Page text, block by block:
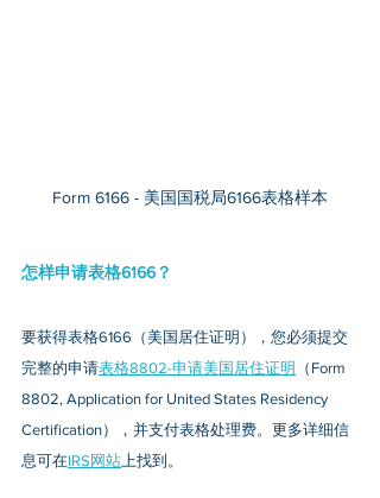
Form 6166 - 美国国税局6166表格样本
怎样申请表格6166？
要获得表格6166（美国居住证明），您必须提交
完整的申请表格8802-申请美国居住证明
（Form
8802, Application for United States Residency
Certification），并支付表格处理费。更多详细信
息可在IRS网站上找到。